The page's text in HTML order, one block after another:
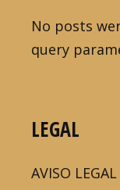
No posts
query
LEGAL
AVISO LEGAL